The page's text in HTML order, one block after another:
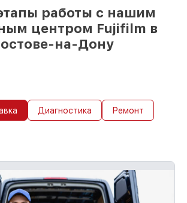
работы с нашим
центром Fujifilm в
на-Дону
Диагностика Ремонт